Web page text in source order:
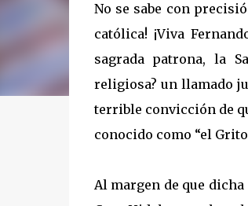
No se sabe con
católica! ¡Viva
sagrada patrona, la
religiosa? un llamado
terrible convicción de
conocido como “el
Al margen de que